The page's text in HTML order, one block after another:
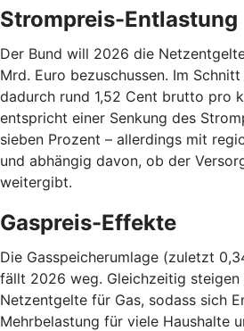
Strompreis-Entlastung
Der Bund will 2026 die
Mrd. Euro bezuschussen. Im
dadurch rund 1,52 Cent brutto pro
entspricht einer Senkung des
sieben Prozent – allerdings mit
und abhängig davon, ob der
weitergibt.
Gaspreis-Effekte
Die Gasspeicherumlage (zuletzt
fällt 2026 weg. Gleichzeitig
Netzentgelte für Gas, sodass sich
Mehrbelastung für viele Haushalte